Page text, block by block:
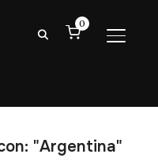
0
"Argentina"